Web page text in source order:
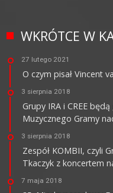
WKRÓTCE W
27 lutego 2021
O czym pisał Vincent
3 sierpnia 2018
Grupy IRA i CREE
Muzycznego Gramy
3 sierpnia 2018
Zespół KOMBII, czyli
Tkaczyk z koncertem
7 maja 2018